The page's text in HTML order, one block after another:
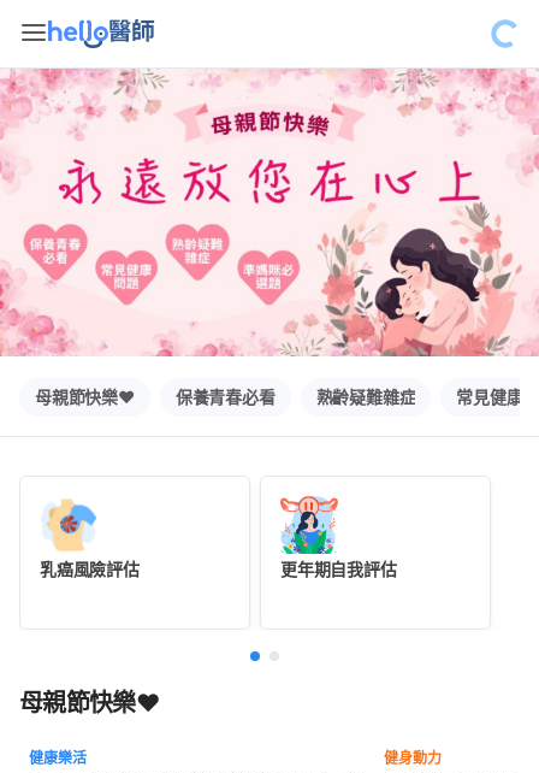
母親節快樂❤️ 保養青春必看 熟齡疑難雜症 常見健康
乳癌風險評估 更年期自我評估
母親節快樂❤️
健康樂活 健身動力